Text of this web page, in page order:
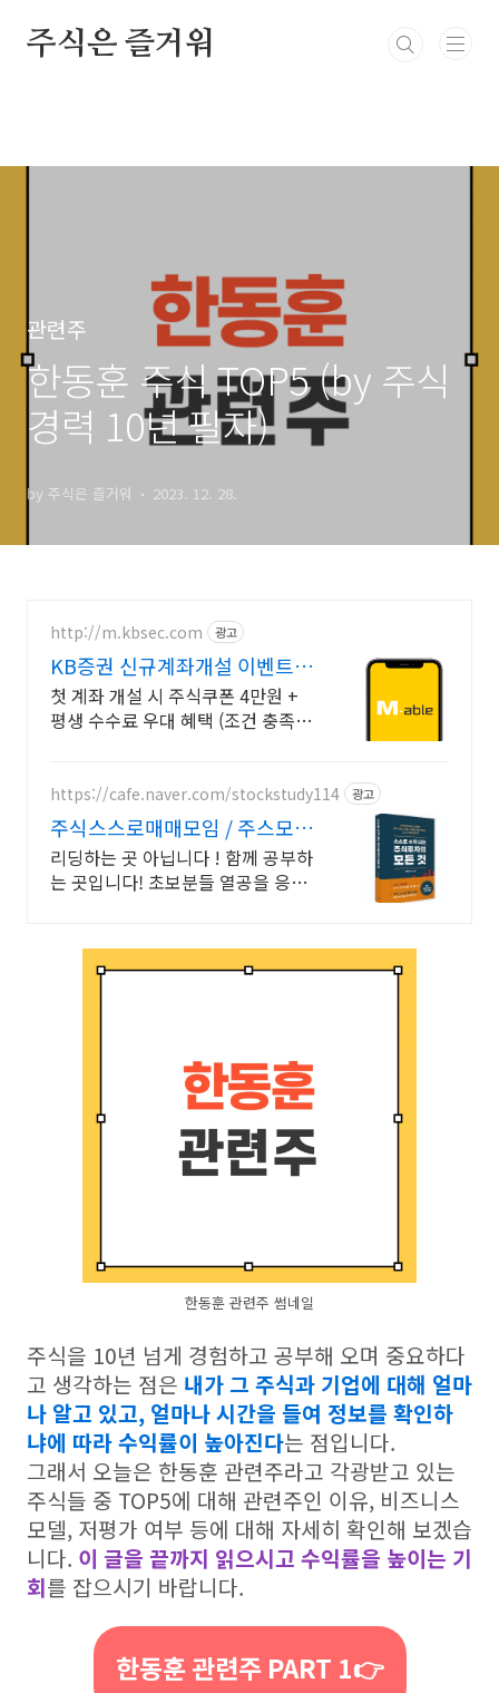
주식은 즐거워
관련주
한동훈 주식 TOP5 (by 주식
경력 10년 필자)
by 주식은 즐거워 2023. 12. 28.
http://m.kbsec.com 광고
KB증권 신규계좌개설 이벤트
국내주식쿠폰 최대 5만원
첫 계좌 개설 시 주식쿠폰 4만원 +
평생 수수료 우대 혜택 (조건 충족
https://cafe.naver.com/stockstudy114 광고
주식스스로매매모임 / 주스모
스스로 공부법을 배웁니다 !
리딩하는 곳 아닙니다 ! 함께 공부하
는 곳입니다! 초보분들 열공을 응원
한동훈 관련주 썸네일
주식을 10년 넘게 경험하고 공부해 오며 중요하다
고 생각하는 점은 내가 그 주식과 기업에 대해 얼마
나 알고 있고, 얼마나 시간을 들여 정보를 확인하
냐에 따라 수익률이 높아진다는 점입니다.
그래서 오늘은 한동훈 관련주라고 각광받고 있는
주식들 중 TOP5에 대해 관련주인 이유, 비즈니스
모델, 저평가 여부 등에 대해 자세히 확인해 보겠습
니다. 이 글을 끝까지 읽으시고 수익률을 높이는 기
회를 잡으시기 바랍니다.
한동훈 관련주 PART 1👉